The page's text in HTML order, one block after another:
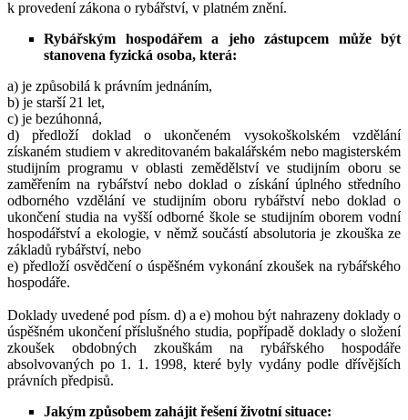
k provedení zákona o rybářství, v platném znění.
Rybářským hospodářem a jeho zástupcem může být
stanovena fyzická osoba, která:
a) je způsobilá k právním jednáním,
b) je starší 21 let,
c) je bezúhonná,
d) předloží doklad o ukončeném vysokoškolském vzdělání
získaném studiem v akreditovaném bakalářském nebo magisterském
studijním programu v oblasti zemědělství ve studijním oboru se
zaměřením na rybářství nebo doklad o získání úplného středního
odborného vzdělání ve studijním oboru rybářství nebo doklad o
ukončení studia na vyšší odborné škole se studijním oborem vodní
hospodářství a ekologie, v němž součástí absolutoria je zkouška ze
základů rybářství, nebo
e) předloží osvědčení o úspěšném vykonání zkoušek na rybářského
hospodáře.
Doklady uvedené pod písm. d) a e) mohou být nahrazeny doklady o
úspěšném ukončení příslušného studia, popřípadě doklady o složení
zkoušek obdobných zkouškám na rybářského hospodáře
absolvovaných po 1. 1. 1998, které byly vydány podle dřívějších
právních předpisů.
Jakým způsobem zahájit řešení životní situace: